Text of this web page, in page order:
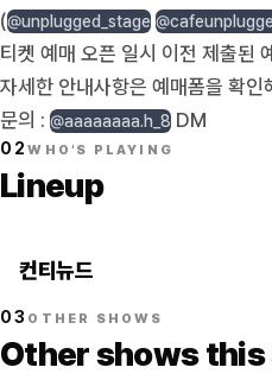
(@unplugged_stage
티켓 예매 오픈 일시 이전 제출된
자세한 안내사항은 예매폼을 확인
문의 : @aaaaaaaa.h_8 DM
02WHO'S PLAYING
Lineup
컨티뉴드
03 OTHER SHOWS
Other shows this